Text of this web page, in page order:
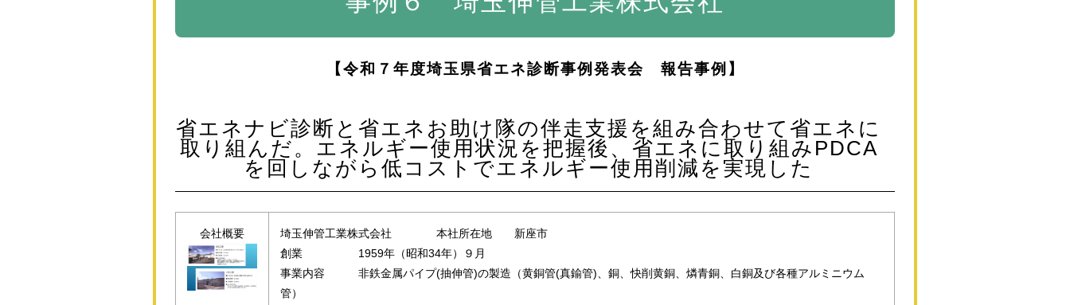
【令和７年度埼玉県省エネ診断事例発表会 報告事例】
省エネナビ診断と省エネお助け隊の伴走支援を組み合わせて省エネに
取り組んだ。エネルギー使用状況を把握後、省エネに取り組みPDCA
を回しながら低コストでエネルギー使用削減を実現した
会社概要
埼玉伸管工業株式会社 本社所在地 新座市
創業 1959年（昭和34年）９月
事業内容 非鉄金属パイプ(抽伸管)の製造（黄銅管(真鍮管)、銅、快削黄銅、燐青銅、白銅及び各種アルミニウム
管）